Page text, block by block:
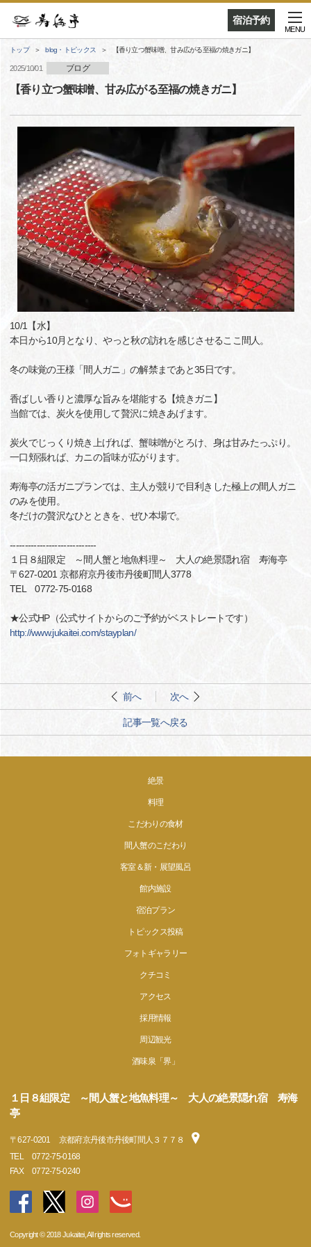
宿泊予約
MENU
トップ blog・トピックス 【香り立つ蟹味噌、甘み広がる至福の焼きガニ】
2025/10/01 ブログ
【香り立つ蟹味噌、甘み広がる至福の焼きガニ】
10/1【水】
本日から10月となり、やっと秋の訪れを感じさせるここ間人。
冬の味覚の王様「間人ガニ」の解禁まであと35日です。
香ばしい香りと濃厚な旨みを堪能する【焼きガニ】
当館では、炭火を使用して贅沢に焼きあげます。
炭火でじっくり焼き上げれば、蟹味噌がとろけ、身は甘みたっぷり。
一口頬張れば、カニの旨味が広がります。
寿海亭の活ガニプランでは、主人が競りで目利きした極上の間人ガニ
のみを使用。
冬だけの贅沢なひとときを、ぜひ本場で。
-----------------------------
１日８組限定 ～間人蟹と地魚料理～ 大人の絶景隠れ宿 寿海亭
〒627-0201 京都府京丹後市丹後町間人3778
TEL 0772-75-0168
★公式HP（公式サイトからのご予約がベストレートです）
http://www.jukaitei.com/stayplan/
前へ 次へ
記事一覧へ戻る
絶景
料理
こだわりの食材
間人蟹のこだわり
客室＆新・展望風呂
館内施設
宿泊プラン
トピックス投稿
フォトギャラリー
クチコミ
アクセス
採用情報
周辺観光
酒味泉「界」
１日８組限定 ～間人蟹と地魚料理～ 大人の絶景隠れ宿 寿海
亭
〒627-0201
京都府京丹後市丹後町間人３７７８
TEL
0772-75-0168
FAX
0772-75-0240
Copyright © 2018 Jukaitei, All rights reserved.